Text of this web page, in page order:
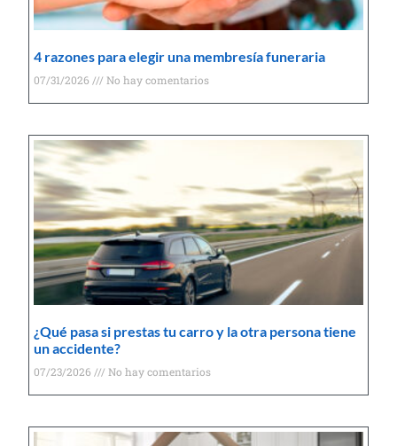
4 razones para elegir una membresía funeraria
07/31/2026 No hay comentarios
¿Qué pasa si prestas tu carro y la otra persona tiene
un accidente?
07/23/2026 No hay comentarios